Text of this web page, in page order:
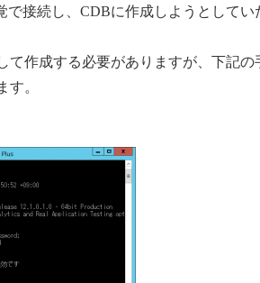
で接続し、CDBに作成しようとしてい
て作成する必要がありますが、下記の
す。